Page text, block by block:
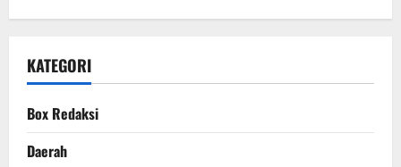
KATEGORI
Box Redaksi
Daerah